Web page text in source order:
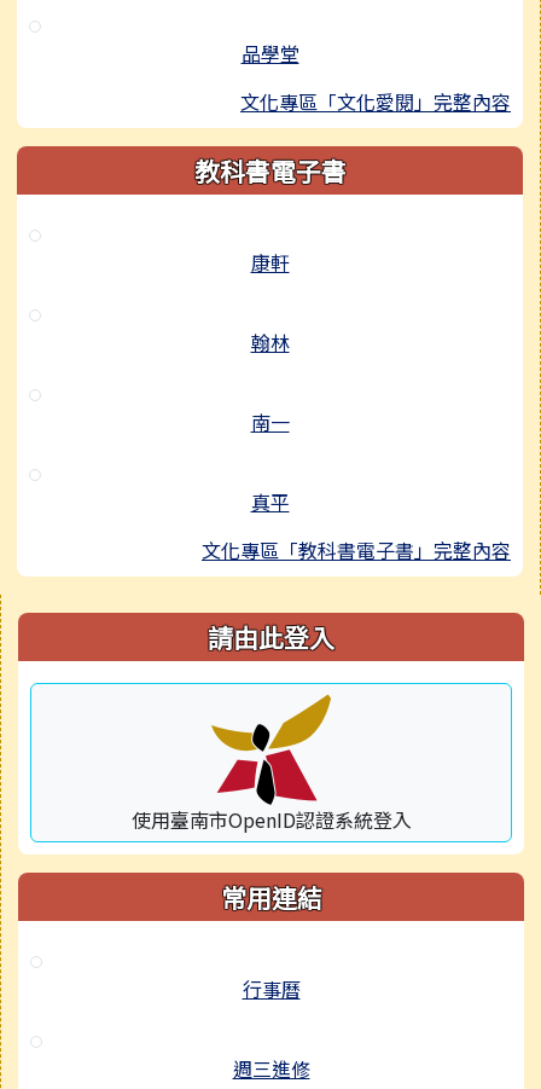
品學堂
文化專區「文化愛閱」完整內容
教科書電子書
康軒
翰林
南一
真平
文化專區「教科書電子書」完整內容
右邊區域內容 請由此登入
使用臺南市OpenID認證系統登入
常用連結
行事曆
週三進修